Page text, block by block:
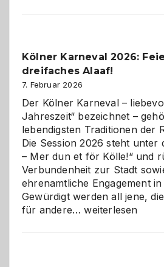
Kölner Karneval 2026:
dreifaches Alaaf!
7. Februar 2026
Der Kölner Karneval –
Jahreszeit“ bezeichnet –
lebendigsten Traditionen der
Die Session 2026 steht unter
– Mer dun et för Kölle!“ und
Verbundenheit zur Stadt
ehrenamtliche Engagement
Gewürdigt werden all jene,
für andere…Kölner
weiterlesen